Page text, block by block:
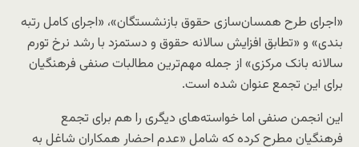
«اجرای طرح همسان‌سازی حقوق بازنشستگان»، «اجرای کامل رتبه
بندی» و «تطابق افزایش سالانه حقوق و دستمزد با رشد نرخ تورم
سالانه بانک مرکزی» از جمله مهم‌ترین مطالبات صنفی فرهنگیان
برای این تجمع عنوان شده است.
این انجمن صنفی اما خواسته‌های دیگری را هم برای تجمع
فرهنگیان مطرح کرده که شامل «عدم احضار همکاران شاغل به